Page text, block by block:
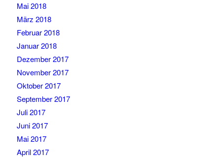
Mai 2018
März 2018
Februar 2018
Januar 2018
Dezember 2017
November 2017
Oktober 2017
September 2017
Juli 2017
Juni 2017
Mai 2017
April 2017